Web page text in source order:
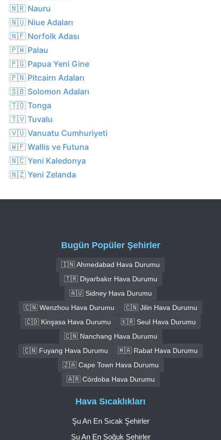
🇳🇷 Nauru
🇳🇺 Niue Adaları
🇳🇫 Norfolk Adası
🇵🇼 Palau
🇵🇬 Papua Yeni Gine
🇵🇳 Pitcairn Adaları
🇸🇧 Solomon Adaları
🇹🇴 Tonga
🇹🇻 Tuvalu
🇻🇺 Vanuatu Cumhuriyeti
🇼🇫 Wallis ve Futuna
🇳🇨 Yeni Kaledonya
🇳🇿 Yeni Zelanda
Bugün Popüler Şehirler
🇮🇳 Ahmedabad Hava Durumu
🇹🇷 Diyarbakır Hava Durumu
🇦🇺 Sidney Hava Durumu
🇨🇳 Wenzhou Hava Durumu
🇨🇳 Jilin Hava Durumu
🇨🇩 Kinşasa Hava Durumu
🇰🇷 Seul Hava Durumu
🇨🇳 Nanchang Hava Durumu
🇨🇳 Fuyang Hava Durumu
🇲🇦 Rabat Hava Durumu
🇿🇦 Cape Town Hava Durumu
🇦🇷 Córdoba Hava Durumu
Hava Sıcaklıkları
Şu An En Sıcak Şehirler
Şu An En Soğuk Şehirler